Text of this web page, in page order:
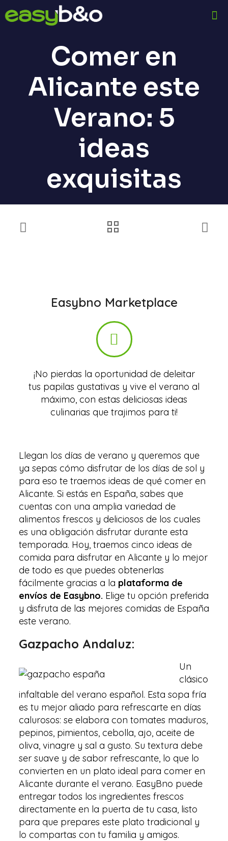
Comer en
Alicante este
Verano: 5
ideas
exquisitas
Easybno Marketplace
¡No pierdas la oportunidad de deleitar
tus papilas gustativas y vive el verano al
máximo, con estas deliciosas ideas
culinarias que trajimos para ti!
Llegan los días de verano y queremos que
ya sepas cómo disfrutar de los días de sol y
para eso te traemos ideas de qué comer en
Alicante. Si estás en España, sabes que
cuentas con una amplia variedad de
alimentos frescos y deliciosos de los cuales
es una obligación disfrutar durante esta
temporada. Hoy, traemos cinco ideas de
comida para disfrutar en Alicante y lo mejor
de todo es que puedes obtenerlas
fácilmente gracias a la plataforma de
envíos de Easybno. Elige tu opción preferida
y disfruta de las mejores comidas de España
este verano.
Gazpacho Andaluz:
Un
clásico
infaltable del verano español. Esta sopa fría
es tu mejor aliado para refrescarte en días
calurosos: se elabora con tomates maduros,
pepinos, pimientos, cebolla, ajo, aceite de
oliva, vinagre y sal a gusto. Su textura debe
ser suave y de sabor refrescante, lo que lo
convierten en un plato ideal para comer en
Alicante durante el verano. EasyBno puede
entregar todos los ingredientes frescos
directamente en la puerta de tu casa, listo
para que prepares este plato tradicional y
lo compartas con tu familia y amigos.